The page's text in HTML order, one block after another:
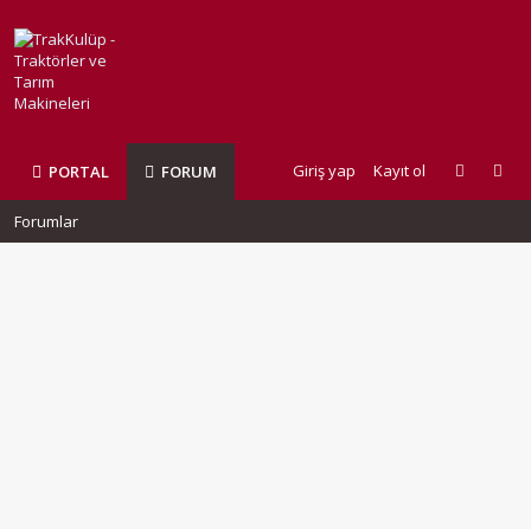
PORTAL FORUM Giriş yap Kayıt ol
Forumlar